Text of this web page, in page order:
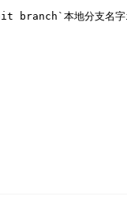
branch`本地分支名字